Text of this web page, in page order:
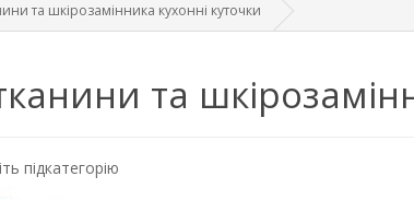
та шкірозамінника кухонні куточки
та
підкатегорію